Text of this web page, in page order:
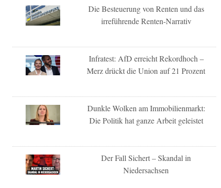
Die Besteuerung von Renten und das
irreführende Renten-Narrativ
Infratest: AfD erreicht Rekordhoch –
Merz drückt die Union auf 21 Prozent
Dunkle Wolken am Immobilienmarkt:
Die Politik hat ganze Arbeit geleistet
Der Fall Sichert – Skandal in
Niedersachsen